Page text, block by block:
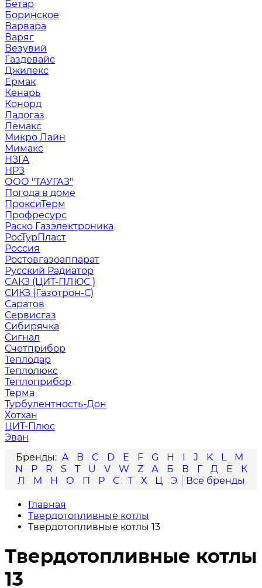
Бетар
Боринское
Варвара
Варяг
Везувий
Газдевайс
Джилекс
Ермак
Кенарь
Конорд
Ладогаз
Лемакс
Микро Лайн
Мимакс
НЗГА
НРЗ
ООО "ТАУГАЗ"
Погода в доме
ПроксиТерм
Профресурс
Раско Газэлектроника
РосТурПласт
Россия
Ростовгазоаппарат
Русский Радиатор
САКЗ (ЦИТ-ПЛЮС )
СИКЗ (Газотрон-С)
Саратов
Сервисгаз
Сибирячка
Сигнал
Счетприбор
Теплодар
Теплолюкс
Теплоприбор
Терма
Турбулентность-Дон
Хотхан
ЦИТ-Плюс
Эван
A
B C D E F G H I J K L
M
N
P R S T U V W Z А Б В Г Д Е
К
Л
М Н О П Р С Т Х Ц Э
Главная
Твердотопливные котлы
Твердотопливные котлы 13
Твердотопливные котлы
13